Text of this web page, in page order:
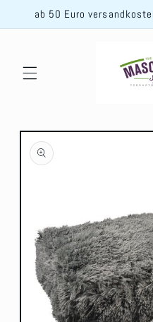
zum
Inhalt
ab 50 Euro